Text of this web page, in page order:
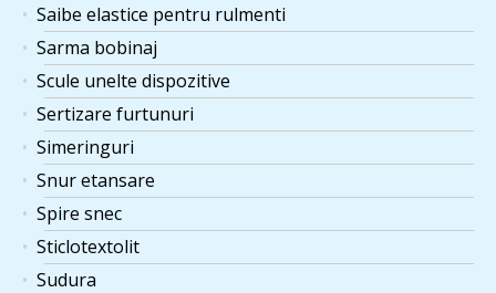
Saibe elastice pentru rulmenti
Sarma bobinaj
Scule unelte dispozitive
Sertizare furtunuri
Simeringuri
Snur etansare
Spire snec
Sticlotextolit
Sudura